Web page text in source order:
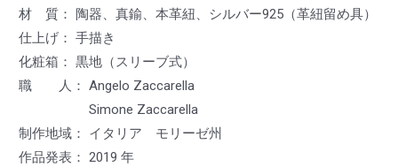
材 質： 陶器、真鍮、本革紐、シルバー925（革紐留め具）
仕上げ： 手描き
化粧箱： 黒地（スリーブ式）
職 人： Angelo Zaccarella
Simone Zaccarella
制作地域： イタリア モリーゼ州
作品発表： 2019 年